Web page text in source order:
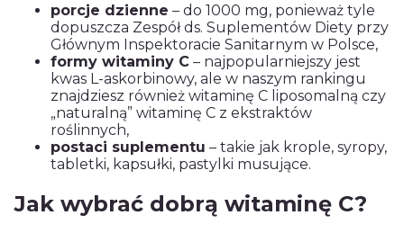
porcje dzienne – do 1000 mg, ponieważ tyle
dopuszcza Zespół ds. Suplementów Diety przy
Głównym Inspektoracie Sanitarnym w Polsce,
formy witaminy C – najpopularniejszy jest
kwas L-askorbinowy, ale w naszym rankingu
znajdziesz również witaminę C liposomalną czy
„naturalną” witaminę C z ekstraktów
roślinnych,
postaci suplementu – takie jak krople, syropy,
tabletki, kapsułki, pastylki musujące.
Jak wybrać dobrą witaminę C?